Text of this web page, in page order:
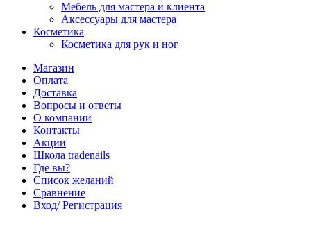
Мебель для мастера и клиента
Аксессуары для мастера
Косметика
Косметика для рук и ног
Магазин
Оплата
Доставка
Вопросы и ответы
О компании
Контакты
Акции
Школа tradenails
Где вы?
Список желаний
Сравнение
Вход/ Регистрация